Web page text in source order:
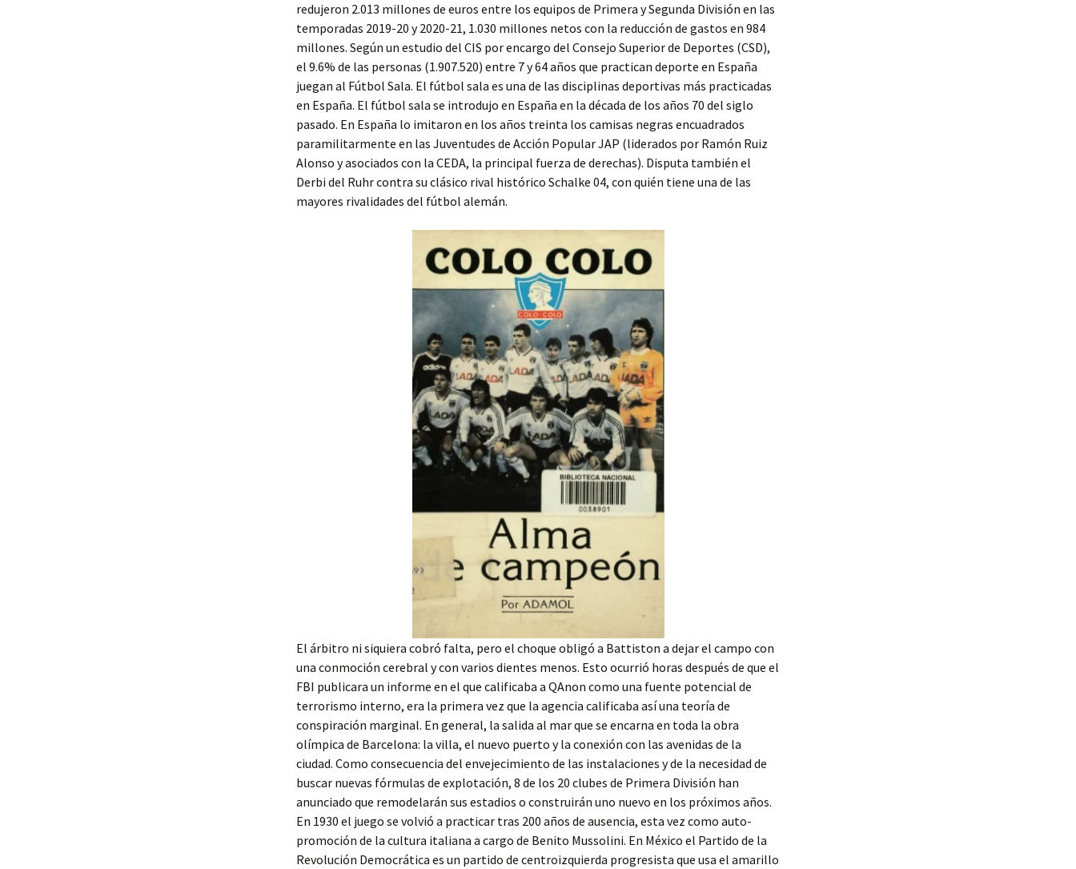
redujeron 2.013 millones de euros entre los equipos de Primera y Segunda División en las
temporadas 2019-20 y 2020-21, 1.030 millones netos con la reducción de gastos en 984
millones. Según un estudio del CIS por encargo del Consejo Superior de Deportes (CSD),
el 9.6% de las personas (1.907.520) entre 7 y 64 años que practican deporte en España
juegan al Fútbol Sala. El fútbol sala es una de las disciplinas deportivas más practicadas
en España. El fútbol sala se introdujo en España en la década de los años 70 del siglo
pasado. En España lo imitaron en los años treinta los camisas negras encuadrados
paramilitarmente en las Juventudes de Acción Popular JAP (liderados por Ramón Ruiz
Alonso y asociados con la CEDA, la principal fuerza de derechas). Disputa también el
Derbi del Ruhr contra su clásico rival histórico Schalke 04, con quién tiene una de las
mayores rivalidades del fútbol alemán.
El árbitro ni siquiera cobró falta, pero el choque obligó a Battiston a dejar el campo con
una conmoción cerebral y con varios dientes menos. Esto ocurrió horas después de que el
FBI publicara un informe en el que calificaba a QAnon como una fuente potencial de
terrorismo interno, era la primera vez que la agencia calificaba así una teoría de
conspiración marginal. En general, la salida al mar que se encarna en toda la obra
olímpica de Barcelona: la villa, el nuevo puerto y la conexión con las avenidas de la
ciudad. Como consecuencia del envejecimiento de las instalaciones y de la necesidad de
buscar nuevas fórmulas de explotación, 8 de los 20 clubes de Primera División han
anunciado que remodelarán sus estadios o construirán uno nuevo en los próximos años.
En 1930 el juego se volvió a practicar tras 200 años de ausencia, esta vez como auto-
promoción de la cultura italiana a cargo de Benito Mussolini. En México el Partido de la
Revolución Democrática es un partido de centroizquierda progresista que usa el amarillo